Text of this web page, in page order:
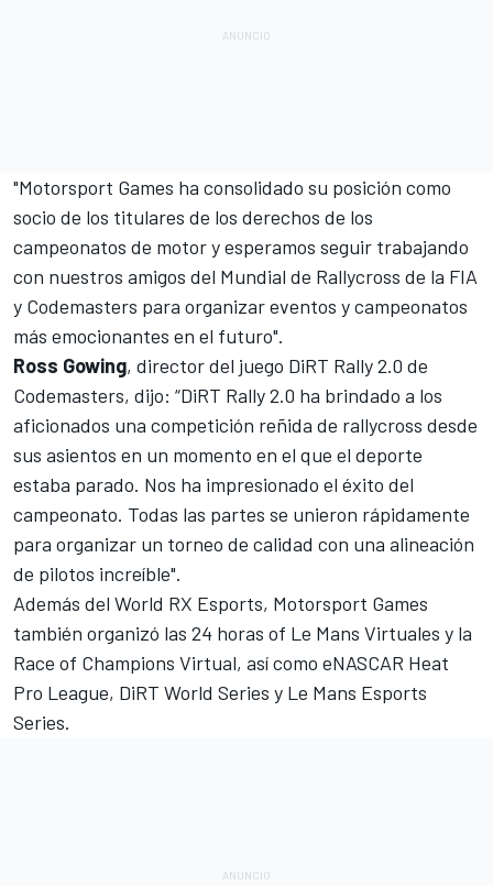
"Motorsport Games ha consolidado su posición como
socio de los titulares de los derechos de los
campeonatos de motor y esperamos seguir trabajando
con nuestros amigos del Mundial de Rallycross de la FIA
y Codemasters para organizar eventos y campeonatos
más emocionantes en el futuro".
Ross Gowing, director del juego DiRT Rally 2.0 de
Codemasters, dijo: “DiRT Rally 2.0 ha brindado a los
aficionados una competición reñida de rallycross desde
sus asientos en un momento en el que el deporte
estaba parado. Nos ha impresionado el éxito del
campeonato. Todas las partes se unieron rápidamente
para organizar un torneo de calidad con una alineación
de pilotos increíble".
Además del World RX Esports, Motorsport Games
también organizó las 24 horas of Le Mans Virtuales y la
Race of Champions Virtual, así como eNASCAR Heat
Pro League, DiRT World Series y Le Mans Esports
Series.